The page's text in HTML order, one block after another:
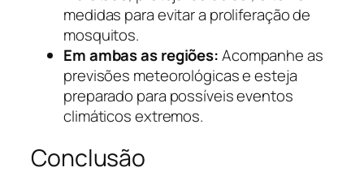
medidas para evitar a proliferação de
mosquitos.
Em ambas as regiões:Acompanhe as
previsões meteorológicas e esteja
preparado para possíveis eventos
climáticos extremos.
Conclusão